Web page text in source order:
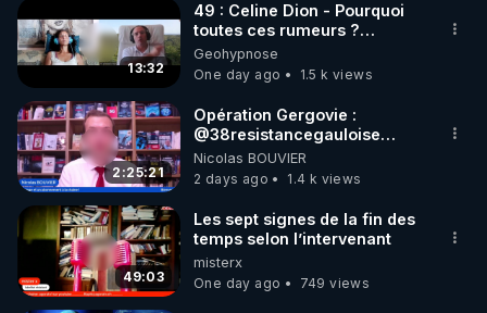
13:32
49 : Celine Dion - Pourquoi
toutes ces rumeurs ?
Enquête sous hypnose
Geohypnose
One day ago
1.5 k views
2:25:21
Opération Gergovie :
‪@38resistancegauloise‬
‪@MarionSigautOfficiel‬
‪@gladysriifard5710‬ Laëtitia
Nicolas BOUVIER
2 days ago
1.4 k views
49:03
Les sept signes de la fin des
temps selon l’intervenant
misterx
One day ago
749 views